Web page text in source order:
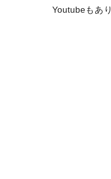
Youtubeもあ